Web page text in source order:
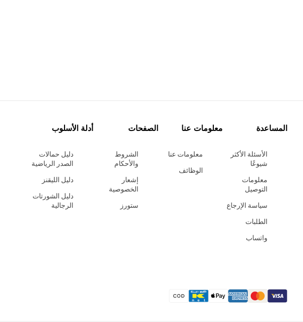
المساعدة
الأسئلة الأكثر
شيوعًا
معلومات
التوصيل
سياسة الإرجاع
الطلبات
واتساب
معلومات عنا
معلومات عنا
الوظائف
الصفحات
الشروط
والأحكام
إشعار
الخصوصية
ستورز
أدلة الأسلوب
دليل حمالات
الصدر الرياضية
دليل الليقنز
دليل الشورتات
الرجالية